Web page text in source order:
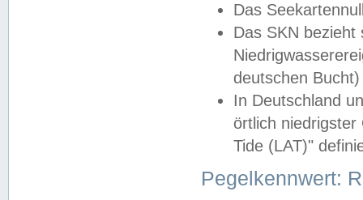
Das
Das SKN
deutschen
In Deutschland
örtlich
Tide (LAT)"
Pegelkennwert: